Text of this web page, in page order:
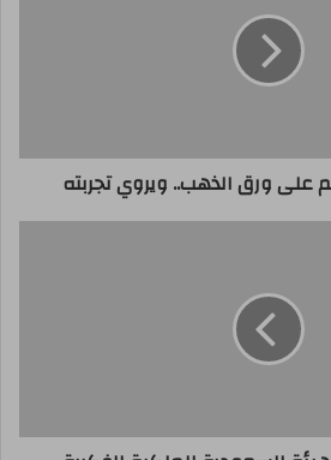
ورق الذهب.. ويروي تجربته